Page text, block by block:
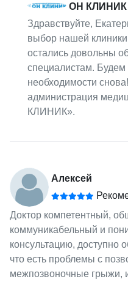
ОН КЛИНИК
Здравствуйте,
выбор нашей
остались довольны
специалистам.
необходимости
администрация
КЛИНИК».
Алексей
Доктор компетентный,
коммуникабельный и
консультацию, доступно
что есть проблемы с
межпозвоночные грыжи,